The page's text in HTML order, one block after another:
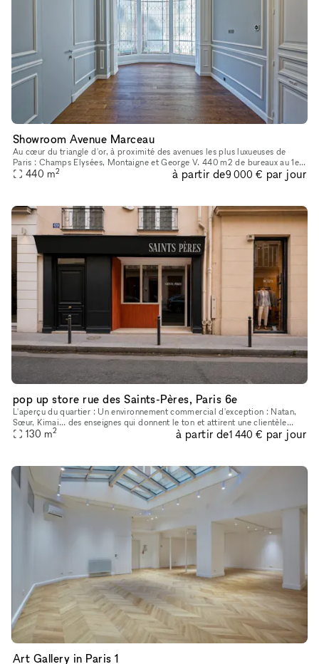
Showroom Avenue Marceau
Au cœur du triangle d'or, à proximité des avenues les plus luxueuses de
Paris : Champs Elysées, Montaigne et George V. 440 m2 de bureaux au 1er
étage d'un immeuble haussmannien. A quelques minutes à
440 m2 à partir de9 000 € par jour
pop up store rue des Saints-Pères, Paris 6e
L'aperçu du quartier : Un environnement commercial d'exception : Natan,
Sœur, Kimai… des enseignes qui donnent le ton et attirent une clientèle
exigeante Saint-Germain-des-Prés, quartier emblématique
130 m2 à partir de1 440 € par jour
Art Gallery in Paris 1